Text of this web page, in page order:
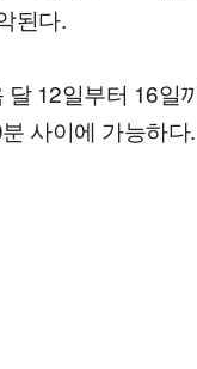
된다.
달 12일부터 16일
사이에 가능하다.